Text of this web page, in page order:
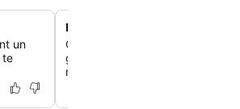
un
te
Espaces événementiels et de
Organise des réunions réussies
grande salle de bal, avec un
mètres carrés.